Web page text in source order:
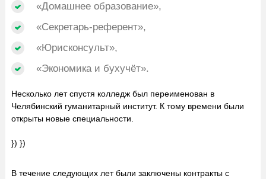
«Домашнее образование»,
«Секретарь-референт»,
«Юрисконсульт»,
«Экономика и бухучёт».
Несколько лет спустя колледж был переименован в
Челябинский гуманитарный институт. К тому времени были
открыты новые специальности.
}) })
В течение следующих лет были заключены контракты с